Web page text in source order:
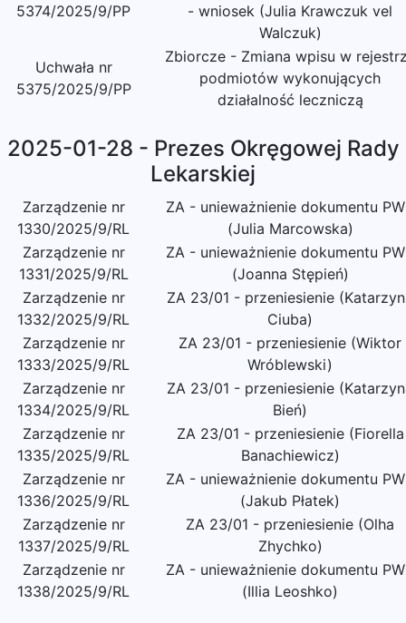
5374/2025/9/PP
- wniosek (Julia Krawczuk vel
Walczuk)
Uchwała nr
5375/2025/9/PP
Zbiorcze - Zmiana wpisu w
podmiotów wykonujących
działalność leczniczą
2025-01-28 - Prezes Okręgowej Rady
Lekarskiej
Zarządzenie nr
1330/2025/9/RL
ZA - unieważnienie dokumentu
(Julia Marcowska)
Zarządzenie nr
1331/2025/9/RL
ZA - unieważnienie dokumentu
(Joanna Stępień)
Zarządzenie nr
1332/2025/9/RL
ZA 23/01 - przeniesienie
Ciuba)
Zarządzenie nr
1333/2025/9/RL
ZA 23/01 - przeniesienie (Wiktor
Wróblewski)
Zarządzenie nr
1334/2025/9/RL
ZA 23/01 - przeniesienie
Bień)
Zarządzenie nr
1335/2025/9/RL
ZA 23/01 - przeniesienie (Fiorella
Banachiewicz)
Zarządzenie nr
1336/2025/9/RL
ZA - unieważnienie dokumentu
(Jakub Płatek)
Zarządzenie nr
1337/2025/9/RL
ZA 23/01 - przeniesienie (Olha
Zhychko)
Zarządzenie nr
1338/2025/9/RL
ZA - unieważnienie dokumentu
(Illia Leoshko)